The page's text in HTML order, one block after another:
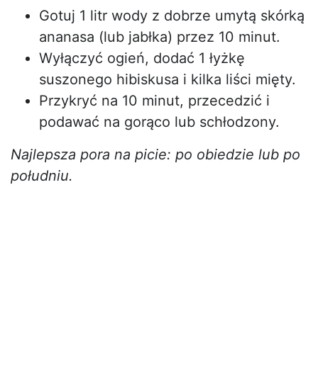
Gotuj 1 litr wody z dobrze umytą skórką
ananasa (lub jabłka) przez 10 minut.
Wyłączyć ogień, dodać 1 łyżkę
suszonego hibiskusa i kilka liści mięty.
Przykryć na 10 minut, przecedzić i
podawać na gorąco lub schłodzony.
Najlepsza pora na picie: po obiedzie lub po
południu.